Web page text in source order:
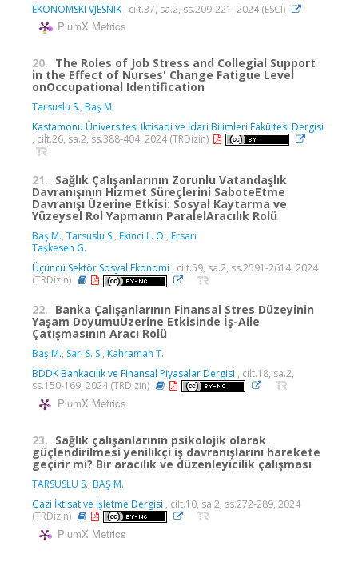
EKONOMSKI VJESNIK , cilt.37, sa.2, ss.209-221, 2024 (ESCI)
PlumX Metrics
20. The Roles of Job Stress and Collegial Support
in the Effect of Nurses' Change Fatigue Level
onOccupational Identification
Tarsuslu S., Baş M.
Kastamonu Üniversitesi İktisadi ve İdari Bilimleri Fakültesi Dergisi
, cilt.26, sa.2, ss.388-404, 2024 (TRDizin)
21. Sağlık Çalışanlarının Zorunlu Vatandaşlık
Davranışının Hizmet Süreçlerini SaboteEtme
Davranışı Üzerine Etkisi: Sosyal Kaytarma ve
Yüzeysel Rol Yapmanın ParalelAracılık Rolü
Baş M., Tarsuslu S., Ekinci L. O., Ersarı
Taşkesen G.
Üçüncü Sektör Sosyal Ekonomi , cilt.59, sa.2, ss.2591-2614, 2024
(TRDizin)
22. Banka Çalışanlarının Finansal Stres Düzeyinin
Yaşam DoyumuÜzerine Etkisinde İş-Aile
Çatışmasının Aracı Rolü
Baş M., Sarı S. S., Kahraman T.
BDDK Bankacılık ve Finansal Piyasalar Dergisi , cilt.18, sa.2,
ss.150-169, 2024 (TRDizin)
PlumX Metrics
23. Sağlık çalışanlarının psikolojik olarak
güçlendirilmesi yenilikçi iş davranışlarını harekete
geçirir mi? Bir aracılık ve düzenleyicilik çalışması
TARSUSLU S., BAŞ M.
Gazi İktisat ve İşletme Dergisi , cilt.10, sa.2, ss.272-289, 2024
(TRDizin)
PlumX Metrics